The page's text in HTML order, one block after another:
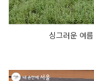
싱그러운 여